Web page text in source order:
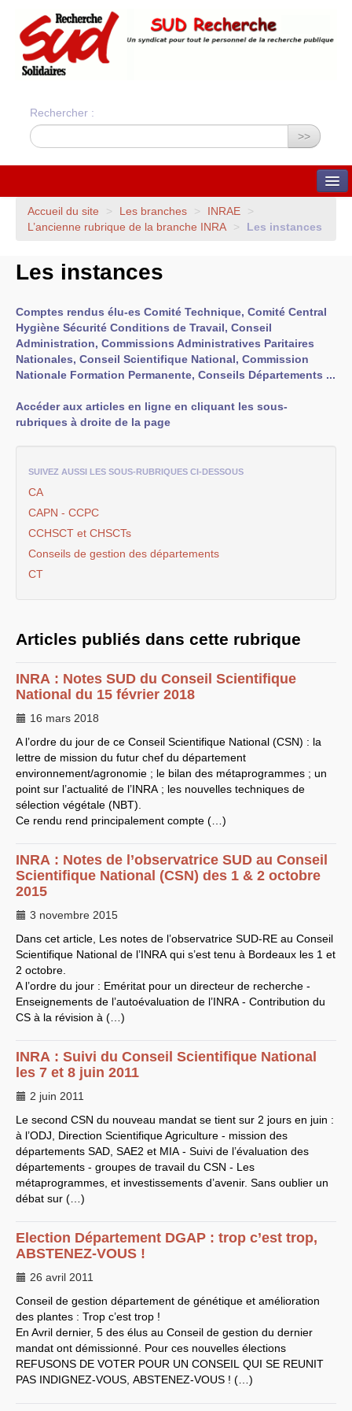
Rechercher :
>>
QUI SOMMES-NOUS ?
Nos valeurs
financière
Bilans financiers annuels
Union Syndicale
Solidaires
ADHÉSION ET CONTACTS
EXPRESSIONS SUD-RECH
Année 2025
Année 2024
Année 2023
Année 2021
Année 2020
Année 2018
Année 2017
Année 2016
Année 2015
Année 2013
Année 2008
Année 2005
Année 2004
LES BRANCHES
CNRS -INRIA
Archives diverses
Archives temporaires
Affaires en cours ou pour
mémoire
Accès aux moyens
informatiques
Evaluation des Ingénieurs
et Techniciens
SIRHUS- Dossier
traitement
Plate-forme revendicative
Références, utilitaires,etc.
SUD-REauCNRS
Instances du
Archives
CA
2009
CCP2008
CCP2011
CT2012
CT2013 - 2014
CA2013
CAP2008
CAP2011
CNSPH
Conseil d’administration :
mandat 2017-2021
CSA2026
CT
2011 - 2014
Sections du Comité
National de la Recherche
Scientifique - CoNRS
L’actualité de la branche
Année 2024
Année 2023
Année 2022
Année 2021
Année 2020
Année 2019
Année 2018
Année 2017
Accueil du site > Les branches > INRAE
>
L’ancienne rubrique de la branche INRA > Les instances
Les instances
Comptes rendus élu-es Comité Technique, Comité Central
Hygiène Sécurité Conditions de Travail, Conseil
Administration, Commissions Administratives Paritaires
Nationales, Conseil Scientifique National, Commission
Nationale Formation Permanente, Conseils Départements ...
Accéder aux articles en ligne en cliquant les sous-
rubriques à droite de la page
SUIVEZ AUSSI LES SOUS-RUBRIQUES CI-DESSOUS
CA
CAPN - CCPC
CCHSCT et CHSCTs
Conseils de gestion des départements
CT
Articles publiés dans cette rubrique
INRA : Notes SUD du Conseil Scientifique
National du 15 février 2018
16 mars 2018
A l’ordre du jour de ce Conseil Scientifique National (CSN) : la
lettre de mission du futur chef du département
environnement/agronomie ; le bilan des métaprogrammes ; un
point sur l’actualité de l’INRA ; les nouvelles techniques de
sélection végétale (NBT).
Ce rendu rend principalement compte (…)
INRA : Notes de l’observatrice SUD au Conseil
Scientifique National (CSN) des 1 & 2 octobre
2015
3 novembre 2015
Dans cet article, Les notes de l’observatrice SUD-RE au Conseil
Scientifique National de l’INRA qui s’est tenu à Bordeaux les 1 et
2 octobre.
A l’ordre du jour : Eméritat pour un directeur de recherche -
Enseignements de l’autoévaluation de l’INRA - Contribution du
CS à la révision à (…)
INRA : Suivi du Conseil Scientifique National
les 7 et 8 juin 2011
2 juin 2011
Le second CSN du nouveau mandat se tient sur 2 jours en juin :
à l’ODJ , Direction Scientifique Agriculture - mission des
départements SAD SAE2 et MIA - Suivi de l’évaluation des
départements - groupes de travail du CSN - Les
métaprogrammes, et investissements d’avenir. Sans oublier un
débat sur (…)
Election Département DGAP : trop c’est trop,
ABSTENEZ-VOUS !
26 avril 2011
Conseil de gestion département de génétique et amélioration
des plantes : Trop c’est trop !
En Avril dernier, 5 des élus au Conseil de gestion du dernier
mandat ont démissionné. Pour ces nouvelles élections
REFUSONS DE VOTER POUR UN CONSEIL QUI SE REUNIT
PAS INDIGNEZ-VOUS ABSTENEZ-VOUS ! (…)